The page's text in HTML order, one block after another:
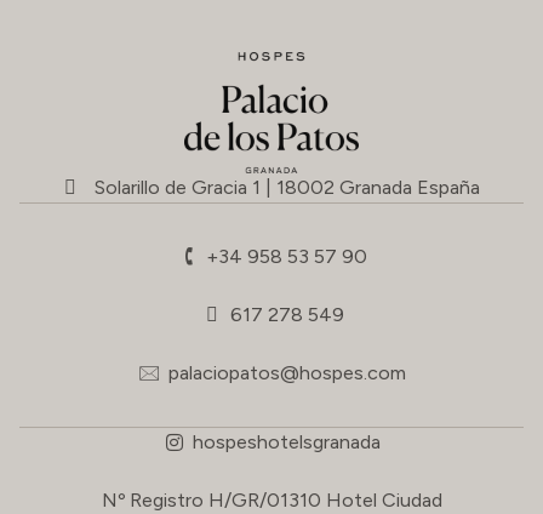
Solarillo de Gracia 1 | 18002 Granada España
+34 958 53 57 90
617 278 549
palaciopatos@hospes.com
hospeshotelsgranada
Nº Registro H/GR/01310 Hotel Ciudad